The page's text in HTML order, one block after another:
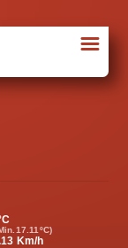
☰
Km/h